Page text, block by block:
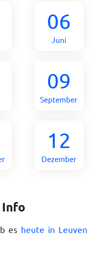
06
Juni
09
September
12
Dezember
Info
es heute in Leuven